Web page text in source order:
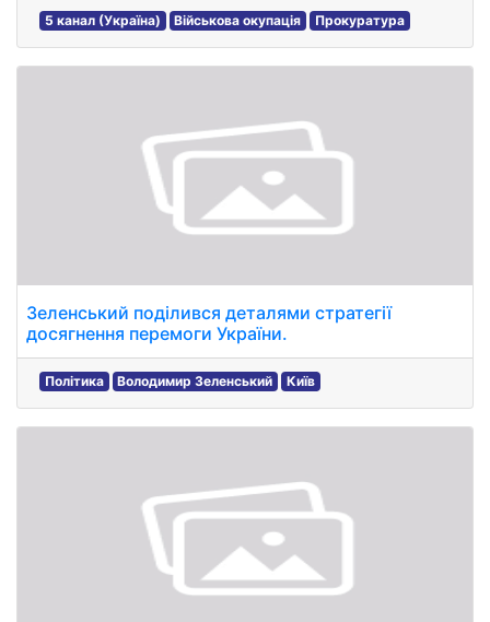
5 канал (Україна) Військова окупація Прокуратура
Зеленський поділився деталями стратегії
досягнення перемоги України.
Політика Володимир Зеленський Київ